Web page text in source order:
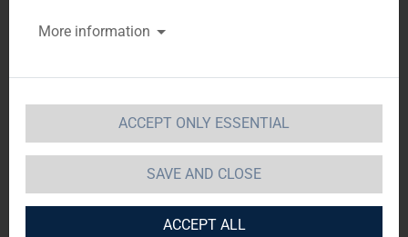
40 Abs. 1 WpHG mit dem
Ziel der europaweiten
Verbreitung
TAG Immobilien AG
04.07.2019 / 15:01
Veröffentlichung einer
More information
ACCEPT ONLY ESSENTIAL
SAVE AND CLOSE
ACCEPT ALL